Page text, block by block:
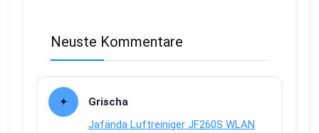
Neuste Kommentare
Grischa
Jafända Luftreiniger JF260S WLAN